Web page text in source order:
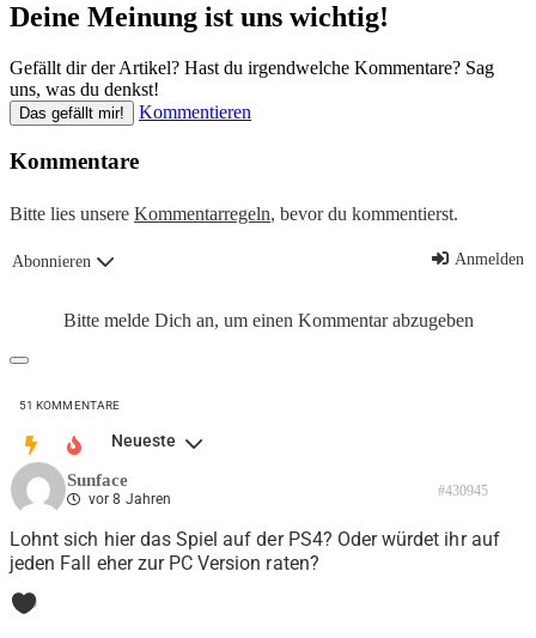
Deine Meinung ist uns wichtig!
Gefällt dir der Artikel? Hast du irgendwelche Kommentare? Sag
uns, was du denkst!
Das gefällt mir! Kommentieren
Kommentare
Bitte lies unsere Kommentarregeln, bevor du kommentierst.
Abonnieren Anmelden
Bitte melde Dich an, um einen Kommentar abzugeben
51 KOMMENTARE
Neueste
Sunface
vor 8 Jahren #430945
Lohnt sich hier das Spiel auf der PS4? Oder würdet ihr auf
jeden Fall eher zur PC Version raten?
0